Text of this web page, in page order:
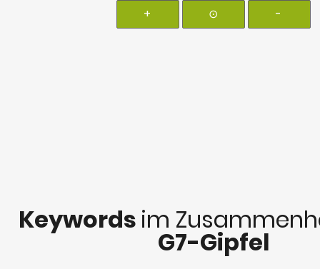
+ ⊙ -
Keywords im
G7-Gipfel